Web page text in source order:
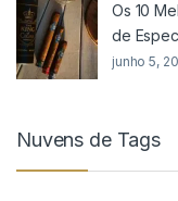
Os 10
de
junho 5,
Nuvens de Tags